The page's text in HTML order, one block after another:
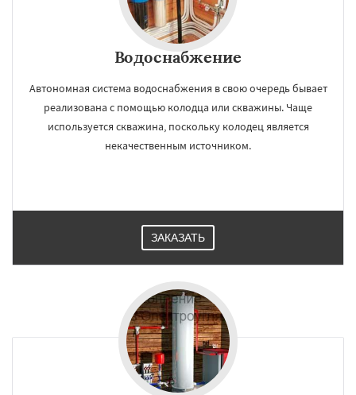
Водоснабжение
Автономная система водоснабжения в свою очередь бывает
реализована с помощью колодца или скважины. Чаще
используется скважина, поскольку колодец является
некачественным источником.
ЗАКАЗАТЬ